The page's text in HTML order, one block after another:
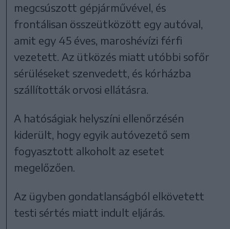
megcsúszott gépjárművével, és
frontálisan összeütközött egy autóval,
amit egy 45 éves, maroshévízi férfi
vezetett. Az ütközés miatt utóbbi sofőr
sérüléseket szenvedett, és kórházba
szállították orvosi ellátásra.
A hatóságiak helyszíni ellenőrzésén
kiderült, hogy egyik autóvezető sem
fogyasztott alkoholt az esetet
megelőzően.
Az ügyben gondatlanságból elkövetett
testi sértés miatt indult eljárás.